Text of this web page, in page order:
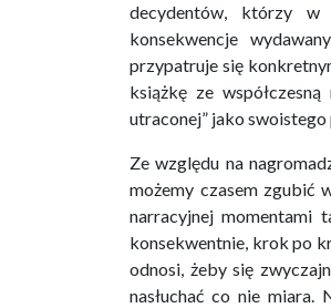
decydentów, którzy w
konsekwencje
przypatruje się
książkę ze
utraconej” jako
Ze względu na
możemy czasem zgubić
narracyjnej momentami
konsekwentnie, krok po
odnosi, żeby się
nasłuchać co nie